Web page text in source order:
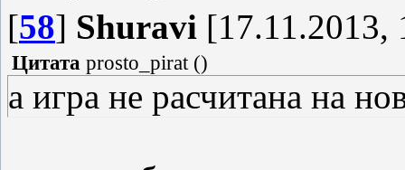
[58] Shuravi [17.11.2013,
Цитата prosto_pirat()
а игра не расчитана на